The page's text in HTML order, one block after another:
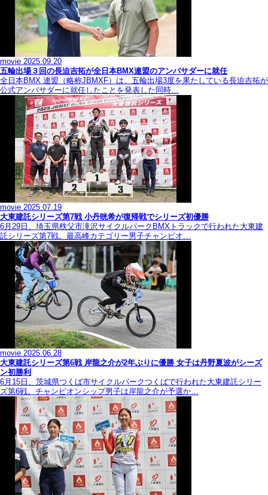
movie 2025.09.20
五輪出場３回の長迫吉拓が全日本BMX連盟のアンバサダーに就任
全日本BMX 連盟（略称JBMXF）は、五輪出場3度を果たしている長迫吉拓が
公式アンバサダーに就任したことを発表した同時…
movie 2025.07.19
大東建託シリーズ第7戦 ⼩丹晄希が復帰戦でシリーズ初優勝
6月29日、埼玉県秩父市滝沢サイクルパークBMXトラックで行われた大東建
託シリーズ第7戦。最高峰カテゴリー男子チャンピオ…
movie 2025.06.28
大東建託シリーズ第6戦 岸龍之介が2年ぶりに優勝 女子は丹野夏波がシーズ
ン初勝利
6月15日、茨城県つくば市サイクルパークつくばで行われた大東建託シリー
ズ第6戦。チャンピオンシップ男子は岸龍之介が予選か…